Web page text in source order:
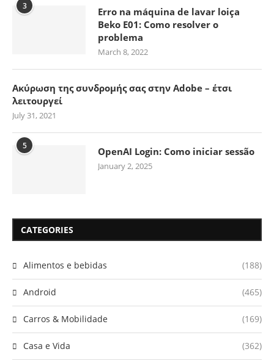
3
Erro na máquina de lavar loiça
Beko E01: Como resolver o
problema
March 8, 2022
Ακύρωση της συνδρομής σας στην Adobe – έτσι
λειτουργεί
July 31, 2021
5 OpenAI Login: Como iniciar sessão
January 2, 2025
CATEGORIES
Alimentos e bebidas (188)
Android (465)
Carros & Mobilidade (169)
Casa e Vida (362)